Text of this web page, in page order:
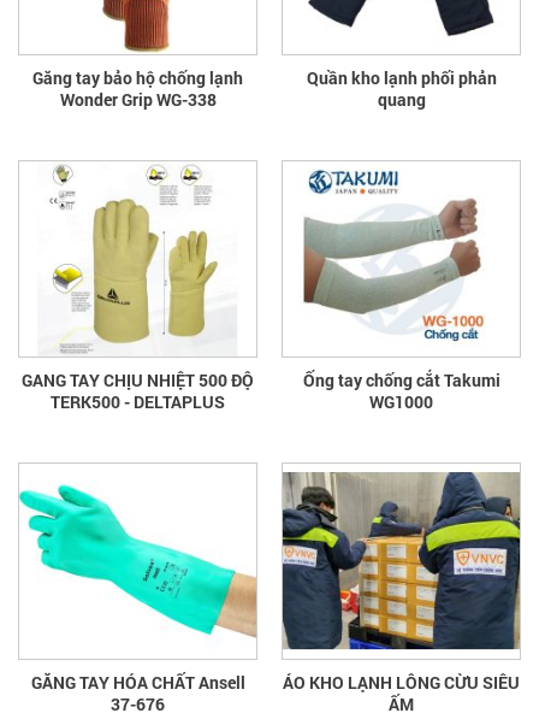
Găng tay bảo hộ chống lạnh
Wonder Grip WG-338
Quần kho lạnh phối phản
quang
GANG TAY CHỊU NHIỆT 500 ĐỘ
TERK500 - DELTAPLUS
Ống tay chống cắt Takumi
WG1000
GĂNG TAY HÓA CHẤT Ansell
37-676
ÁO KHO LẠNH LÔNG CỪU SIÊU
ẤM